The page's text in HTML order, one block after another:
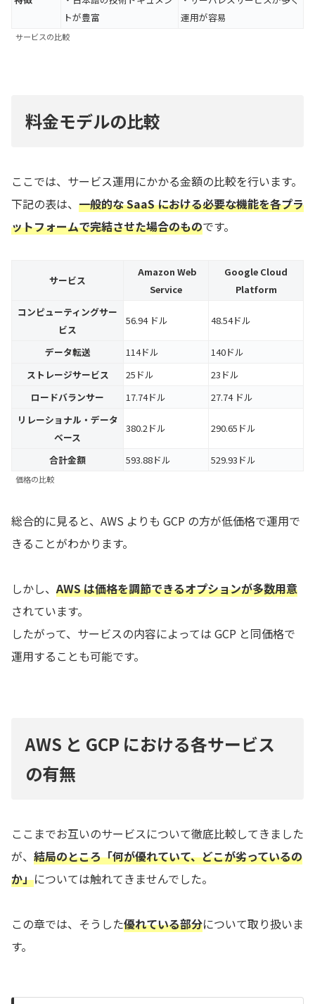
トが豊富
運用が容易
サービスの比較
料金モデルの比較
ここでは、サービス運用にかかる金額の比較を行います。
下記の表は、 一般的な SaaS における必要な機能を各プラ
ットフォームで完結させた場合のものです。
サービス
Amazon Web
Service
Google Cloud
Platform
コンピューティングサー
ビス
56.94 ドル 48.54ドル
データ転送 114ドル
140ドル
ストレージサービス
25ドル
23ドル
ロードバランサー
17.74ドル
27.74 ドル
リレーショナル・データ
ベース
380.2ドル 290.65ドル
合計金額 593.88ドル 529.93ドル
価格の比較
総合的に見ると、AWS よりも GCP の方が低価格で運用で
きることがわかります。
しかし、 AWS は価格を調節できるオプションが多数用意
されています。
したがって、サービスの内容によっては GCP と同価格で
運用することも可能です。
AWS と GCP における各サービス
の有無
ここまでお互いのサービスについて徹底比較してきました
が、 結局のところ「何が優れていて、どこが劣っているの
か」については触れてきませんでした。
この章では、そうした優れている部分について取り扱いま
す。